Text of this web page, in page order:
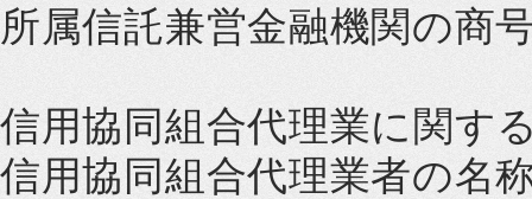
所属信託兼営金融機関の
信用協同組合代理業に関す
信用協同組合代理業者の名